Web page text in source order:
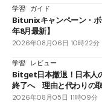
学習 ガイド
Bitunixキャンペーン・ボ
年8月最新】
2026年08月06日 10時22分
学習 レビュー
Bitget日本撤退！日本人
終了へ 理由と代わりの
2026年08月05日 11時09分